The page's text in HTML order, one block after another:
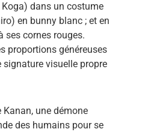
dans un costume
en bunny blanc ; et en
ses cornes rouges.
proportions généreuses
signature visuelle propre
une démone
des humains pour se